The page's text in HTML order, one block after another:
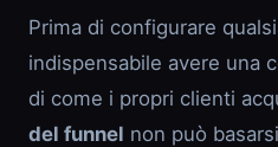
Prima di configurare
indispensabile avere una
di come i propri clienti
del funnel non può